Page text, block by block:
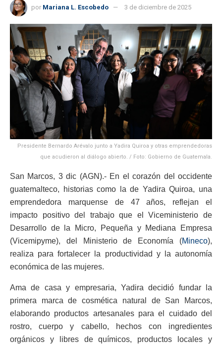
por Mariana L. Escobedo 3 de diciembre de 2025
Presidente Bernardo Arévalo junto a Yadira Quiroa y otras emprendedoras
que acudieron al diálogo abierto. / Foto: Gobierno de Guatemala.
San Marcos, 3 dic (AGN).- En el corazón del occidente
guatemalteco, historias como la de Yadira Quiroa, una
emprendedora marquense de 47 años, reflejan el
impacto positivo del trabajo que el Viceministerio de
Desarrollo de la Micro, Pequeña y Mediana Empresa
(Vicemipyme), del Ministerio de Economía (Mineco),
realiza para fortalecer la productividad y la autonomía
económica de las mujeres.
Ama de casa y empresaria, Yadira decidió fundar la
primera marca de cosmética natural de San Marcos,
elaborando productos artesanales para el cuidado del
rostro, cuerpo y cabello, hechos con ingredientes
orgánicos y libres de químicos, productos locales y